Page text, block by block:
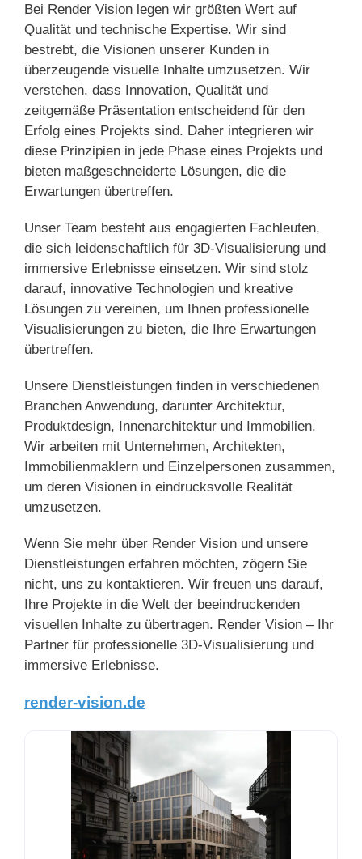
Bei Render Vision legen wir größten Wert auf
Qualität und technische Expertise. Wir sind
bestrebt, die Visionen unserer Kunden in
überzeugende visuelle Inhalte umzusetzen. Wir
verstehen, dass Innovation, Qualität und
zeitgemäße Präsentation entscheidend für den
Erfolg eines Projekts sind. Daher integrieren wir
diese Prinzipien in jede Phase eines Projekts und
bieten maßgeschneiderte Lösungen, die die
Erwartungen übertreffen.
Unser Team besteht aus engagierten Fachleuten,
die sich leidenschaftlich für 3D-Visualisierung und
immersive Erlebnisse einsetzen. Wir sind stolz
darauf, innovative Technologien und kreative
Lösungen zu vereinen, um Ihnen professionelle
Visualisierungen zu bieten, die Ihre Erwartungen
übertreffen.
Unsere Dienstleistungen finden in verschiedenen
Branchen Anwendung, darunter Architektur,
Produktdesign, Innenarchitektur und Immobilien.
Wir arbeiten mit Unternehmen, Architekten,
Immobilienmaklern und Einzelpersonen zusammen,
um deren Visionen in eindrucksvolle Realität
umzusetzen.
Wenn Sie mehr über Render Vision und unsere
Dienstleistungen erfahren möchten, zögern Sie
nicht, uns zu kontaktieren. Wir freuen uns darauf,
Ihre Projekte in die Welt der beeindruckenden
visuellen Inhalte zu übertragen. Render Vision – Ihr
Partner für professionelle 3D-Visualisierung und
immersive Erlebnisse.
render-vision.de